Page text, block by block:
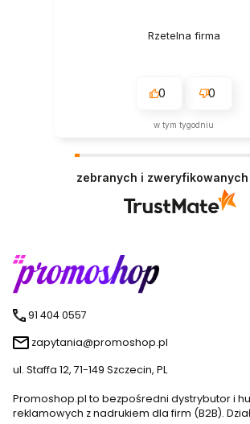
Rzetelna firma
0 0
w tym tygodniu
zebranych i
91 404 0557
zapytania@promoshop.pl
ul. Staffa 12, 71-149 Szczecin, PL
Promoshop.pl to bezpośredni dystrybutor i
reklamowych z nadrukiem dla firm (B2B).